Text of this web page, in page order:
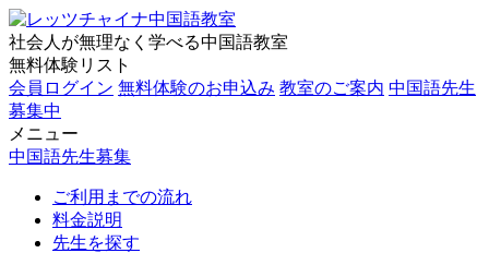
社会人が無理なく学べる中国語教室
無料体験リスト
会員ログイン 無料体験のお申込み 教室のご案内 中国語先生
募集中
メニュー
中国語先生募集
ご利用までの流れ
料金説明
先生を探す